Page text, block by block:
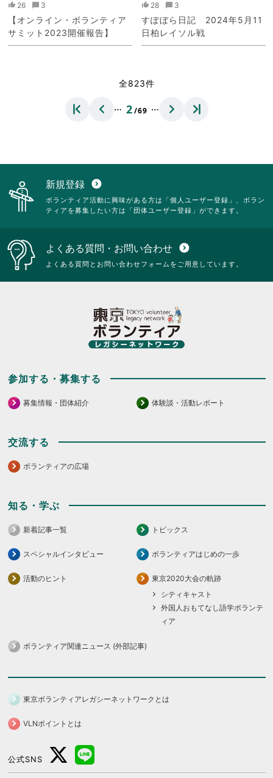
26 3
【オンライン・ボランティア
サミット2023開催報告】
28 3
すぽぼら日記 2024年5月11
日柏レイソル戦
全823件
… 2/69 …
新規登録 expand_circle_down
ボランティア活動に興味がある方は「個人ユーザー登録」、ボラン
ティアを募集したい方は「団体ユーザー登録」ができます。
よくある質問・お問い合わせ expand_circle_down
よくある質問とお問い合わせフォームをご用意しています。
参加する・募集する
募集情報・団体紹介 体験談・活動レポート
交流する
ボランティアの広場
知る・学ぶ
新着記事一覧 トピックス
スペシャルインタビュー ボランティアはじめの一歩
活動のヒント
東京2020大会の軌跡
シティキャスト
外国人おもてなし語学ボランテ
ィア
ボランティア関連ニュース (外部記事)
東京ボランティアレガシーネットワークとは
VLNポイントとは
公式SNS